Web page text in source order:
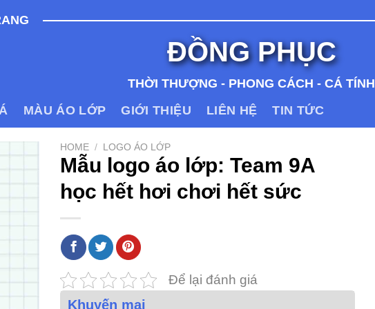
ĐỒNG PHỤC
THỜI THƯỢNG - PHONG CÁCH - CÁ TÍNH
MÀU ÁO LỚP GIỚI THIỆU LIÊN HỆ TIN TỨC
HOME / LOGO ÁO LỚP
Mẫu logo áo lớp: Team 9A
học hết hơi chơi hết sức
Để lại đánh giá
Khuyến mại